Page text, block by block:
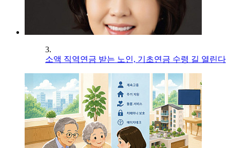
3.
소액 직역연금 받는 노인, 기초연금 수령 길 열린다